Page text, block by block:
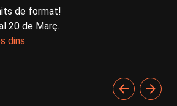
de format!
20 de Març.
dins.